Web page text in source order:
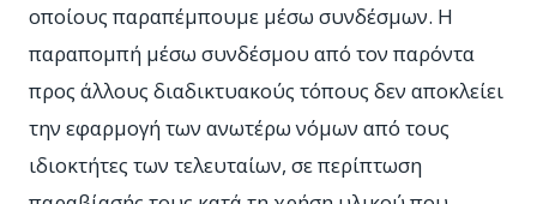
οποίους παραπέμπουμε μέσω συνδέσμων. Η
παραπομπή μέσω συνδέσμου από τον παρόντα
προς άλλους διαδικτυακούς τόπους δεν αποκλείει
την εφαρμογή των ανωτέρω νόμων από τους
ιδιοκτήτες των τελευταίων, σε περίπτωση